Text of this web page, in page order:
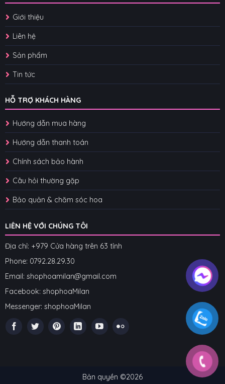
Giới thiệu
Liên hệ
Sản phẩm
Tin tức
HỖ TRỢ KHÁCH HÀNG
Hướng dẫn mua hàng
Hướng dẫn thanh toán
Chính sách bảo hành
Câu hỏi thường gặp
Bảo quản & chăm sóc hoa
LIÊN HỆ VỚI CHÚNG TÔI
Địa chỉ: +979 Cửa hàng trên 63 tỉnh
Phone: 0792.28.29.30
Email: shophoamilan@gmail.com
Facebook: shophoaMilan
Messenger: shophoaMilan
Bản quyền ©2026